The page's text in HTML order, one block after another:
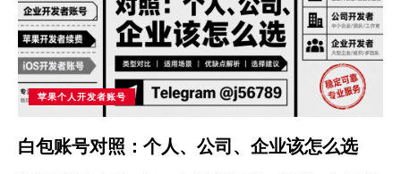
苹果个人开发者账号
白包账号对照：个人、公司、企业该怎么选